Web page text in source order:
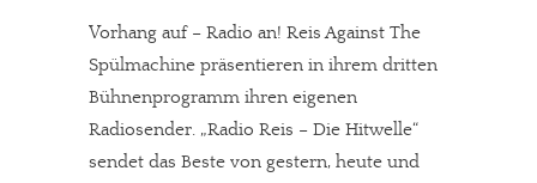
Vorhang auf – Radio an! Reis Against The
Spülmachine präsentieren in ihrem dritten
Bühnenprogramm ihren eigenen
Radiosender. „Radio Reis – Die Hitwelle“
sendet das Beste von gestern, heute und